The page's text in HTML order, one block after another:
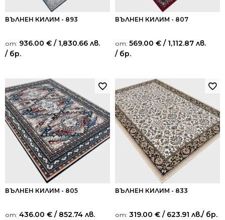
ВЪЛНЕН КИЛИМ - 893
от: 936.00 € / 1,830.66 лв.
/ бр.
ВЪЛНЕН КИЛИМ - 807
от: 569.00 € / 1,112.87 лв.
/ бр.
ВЪЛНЕН КИЛИМ - 805
от: 436.00 € / 852.74 лв.
ВЪЛНЕН КИЛИМ - 833
от: 319.00 € / 623.91 лв./ бр.